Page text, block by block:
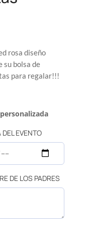
rosa diseño
su bolsa de
para regalar!!!
DEL EVENTO
DE LOS PADRES